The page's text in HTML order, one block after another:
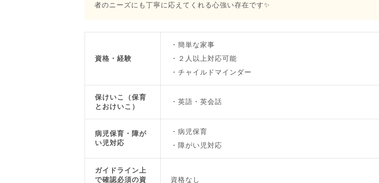
者のニーズにも丁寧に応えてくれる心強い存在です✨
資格・経験
簡単な家事
２人以上対応可能
チャイルドマインダー
保けいこ（保育
とおけいこ）
英語・英会話
病児保育・障が
い児対応
病児保育
障がい児対応
ガイドライン上
で確認必須の資
資格なし